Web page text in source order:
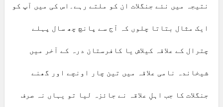
نتیجہ میں نئے جنگلات ان کو ملتے رہے۔اس کی میں آپ کو
ایک مثال بتاتا چلوں کہ آج سے پانچ چھ سال پہلے
چترال کے علاقہ کیلاش یا کافرستان درہ کے آخر میں
شیخاندہ نامی علاقہ میں تین چار اونچے اور گھنے
جنگلات کا جب اہلِ علاقہ نے جائزہ لیا تو یہاں نہ صرف